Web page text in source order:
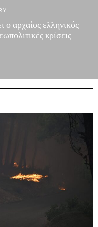
ο αρχαίος ελληνικός
κρίσεις